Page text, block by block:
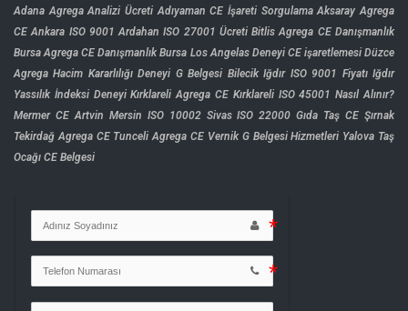
Adana Agrega Analizi Ücreti Adıyaman CE İşareti Sorgulama Aksaray Agrega
CE Ankara ISO 9001 Ardahan ISO 27001 Ücreti Bitlis Agrega CE Danışmanlık
Bursa Agrega CE Danışmanlık Bursa Los Angelas Deneyi CE işaretlemesi Düzce
Agrega Hacim Kararlılığı Deneyi G Belgesi Bilecik Iğdır ISO 9001 Fiyatı Iğdır
Yassılık İndeksi Deneyi Kırklareli Agrega CE Kırklareli ISO 45001 Nasıl Alınır?
Mermer CE Artvin Mersin ISO 10002 Sivas ISO 22000 Gıda Taş CE Şırnak
Tekirdağ Agrega CE Tunceli Agrega CE Vernik G Belgesi Hizmetleri Yalova Taş
Ocağı CE Belgesi